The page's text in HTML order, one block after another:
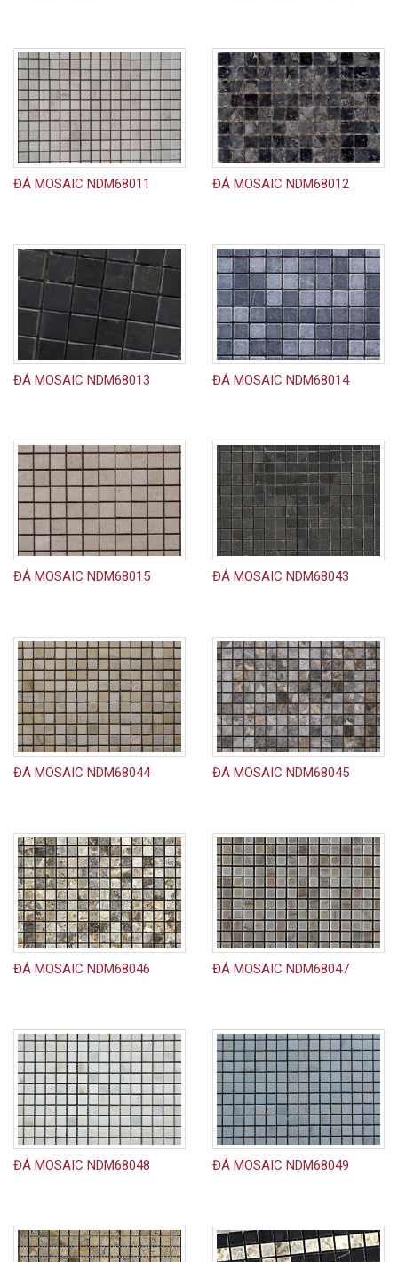
ĐÁ MOSAIC NDM68011 ĐÁ MOSAIC NDM68012
ĐÁ MOSAIC NDM68013 ĐÁ MOSAIC NDM68014
ĐÁ MOSAIC NDM68015 ĐÁ MOSAIC NDM68043
ĐÁ MOSAIC NDM68044 ĐÁ MOSAIC NDM68045
ĐÁ MOSAIC NDM68046 ĐÁ MOSAIC NDM68047
ĐÁ MOSAIC NDM68048 ĐÁ MOSAIC NDM68049